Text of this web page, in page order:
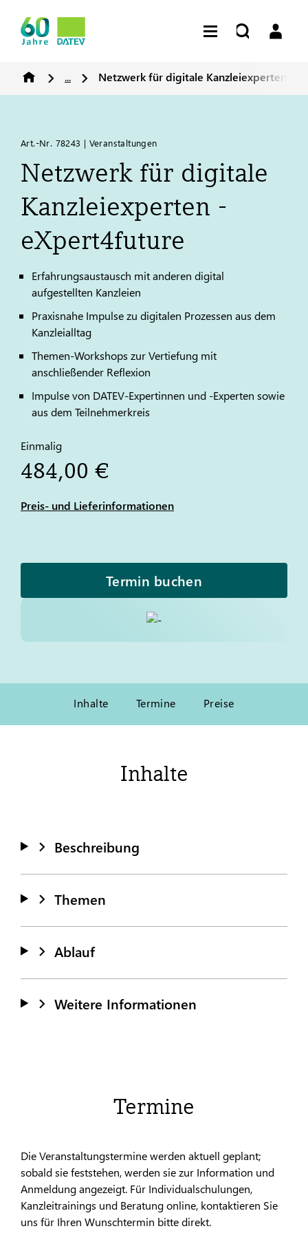
... Netzwerk für digitale Kanzleiexperten -
Art.-Nr. 78243 | Veranstaltungen
Netzwerk für digitale
Kanzleiexperten -
eXpert4future
Erfahrungsaustausch mit anderen digital
aufgestellten Kanzleien
Praxisnahe Impulse zu digitalen Prozessen aus dem
Kanzleialltag
Themen-Workshops zur Vertiefung mit
anschließender Reflexion
Impulse von DATEV-Expertinnen und -Experten sowie
aus dem Teilnehmerkreis
Einmalig
484,00 €
Preis- und Lieferinformationen
Termin buchen
Inhalte Termine Preise
Inhalte
Beschreibung
Themen
Ablauf
Weitere Informationen
Termine
Die Veranstaltungstermine werden aktuell geplant;
sobald sie feststehen, werden sie zur Information und
Anmeldung angezeigt. Für Individualschulungen,
Kanzleitrainings und Beratung online, kontaktieren Sie
uns für Ihren Wunschtermin bitte direkt.